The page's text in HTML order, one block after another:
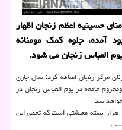
حسینیه اعظم زنجان اظهار
آمده، جلوه كمك مومنانه
العباس زنجان می شود.
مرکز زنجان اضافه کرد: سال جاری
جامعه در یوم العباس زنجان در
شد.
وی تصریح کرد: هدف گذاری ما تهیه حدود ۱۰۰ هزار بسته معیشتی است که تحقق این